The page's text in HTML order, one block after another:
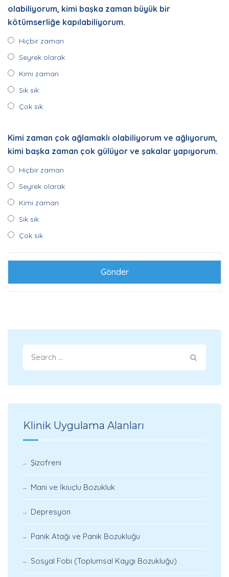
olabiliyorum, kimi başka zaman büyük bir
kötümserliğe kapılabiliyorum.
Hiçbir zaman
Seyrek olarak
Kimi zaman
Sık sık
Çok sık
Kimi zaman çok ağlamaklı olabiliyorum ve ağlıyorum,
kimi başka zaman çok gülüyor ve şakalar yapıyorum.
Hiçbir zaman
Seyrek olarak
Kimi zaman
Sık sık
Çok sık
Klinik Uygulama Alanları
Şizofreni
Mani ve İkiuçlu Bozukluk
Depresyon
Panik Atağı ve Panik Bozukluğu
Sosyal Fobi (Toplumsal Kaygı Bozukluğu)